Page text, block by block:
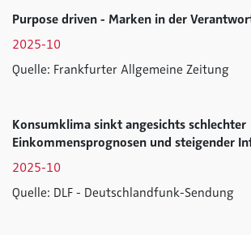
Purpose driven - Marken in der
2025-10
Quelle: Frankfurter Allgemeine Zeitung
Konsumklima sinkt angesichts schlechter
Einkommensprognosen und steigender
2025-10
Quelle: DLF - Deutschlandfunk-Sendung